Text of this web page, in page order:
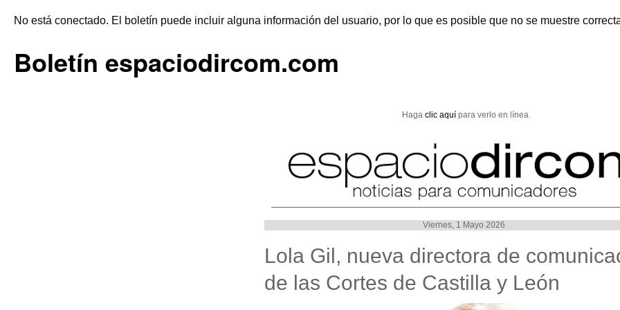
No está conectado. El boletín puede incluir alguna información del usuario, por lo que es posible que no se muestre
Boletín espaciodircom.com